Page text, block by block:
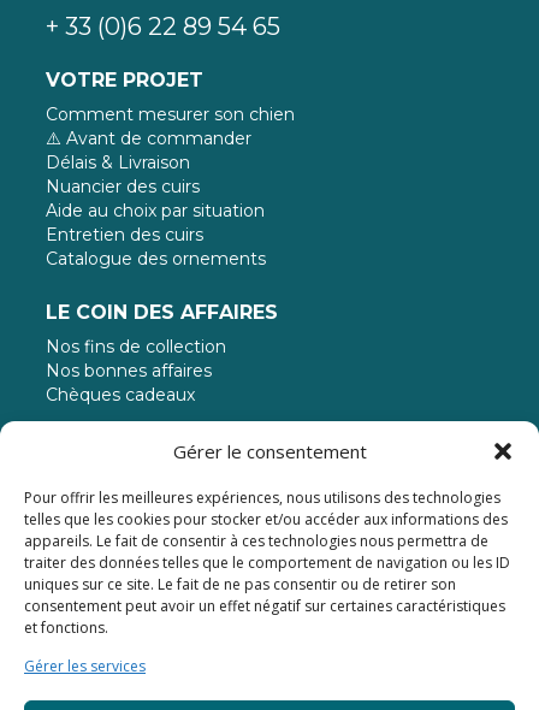
Gérer le consentement
Pour offrir les meilleures expériences, nous utilisons des technologies
telles que les cookies pour stocker et/ou accéder aux informations des
appareils. Le fait de consentir à ces technologies nous permettra de
traiter des données telles que le comportement de navigation ou les ID
uniques sur ce site. Le fait de ne pas consentir ou de retirer son
consentement peut avoir un effet négatif sur certaines caractéristiques
et fonctions.
Gérer les services
+ 33 (0)6 22 89 54 65
VOTRE PROJET
Comment mesurer son chien
⚠️ Avant de commander
Délais & Livraison
Nuancier des cuirs
Aide au choix par situation
Entretien des cuirs
Catalogue des ornements
LE COIN DES AFFAIRES
Nos fins de collection
Nos bonnes affaires
Chèques cadeaux
MODE DE PAIEMENT
Paiement jusqu'à 3 fois sans frais
© 2024 - Atelier Napoléon